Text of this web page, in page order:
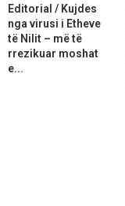
Editorial / Kujdes
nga virusi i Etheve
të Nilit – më të
rrezikuar moshat
e...